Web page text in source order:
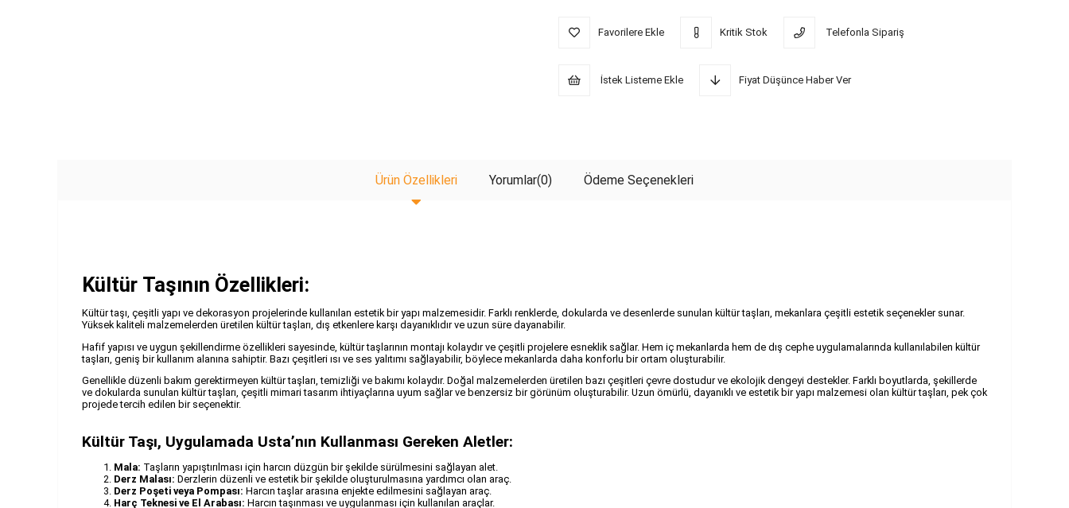
Favorilere Ekle Kritik Stok Telefonla Sipariş
İstek Listeme Ekle Fiyat Düşünce Haber Ver
Ürün Özellikleri Yorumlar(0) Ödeme Seçenekleri
Kültür Taşının Özellikleri:
Kültür taşı, çeşitli yapı ve dekorasyon projelerinde kullanılan estetik bir yapı malzemesidir. Farklı renklerde, dokularda ve desenlerde sunulan kültür taşları, mekanlara çeşitli estetik seçenekler sunar.
Yüksek kaliteli malzemelerden üretilen kültür taşları, dış etkenlere karşı dayanıklıdır ve uzun süre dayanabilir.
Hafif yapısı ve uygun şekillendirme özellikleri sayesinde, kültür taşlarının montajı kolaydır ve çeşitli projelere esneklik sağlar. Hem iç mekanlarda hem de dış cephe uygulamalarında kullanılabilen kültür
taşları, geniş bir kullanım alanına sahiptir. Bazı çeşitleri ısı ve ses yalıtımı sağlayabilir, böylece mekanlarda daha konforlu bir ortam oluşturabilir.
Genellikle düzenli bakım gerektirmeyen kültür taşları, temizliği ve bakımı kolaydır. Doğal malzemelerden üretilen bazı çeşitleri çevre dostudur ve ekolojik dengeyi destekler. Farklı boyutlarda, şekillerde
ve dokularda sunulan kültür taşları, çeşitli mimari tasarım ihtiyaçlarına uyum sağlar ve benzersiz bir görünüm oluşturabilir. Uzun ömürlü, dayanıklı ve estetik bir yapı malzemesi olan kültür taşları, pek çok
projede tercih edilen bir seçenektir.
Kültür Taşı, Uygulamada Usta’nın Kullanması Gereken Aletler:
Mala: Taşların yapıştırılması için harcın düzgün bir şekilde sürülmesini sağlayan alet.
Derz Malası: Derzlerin düzenli ve estetik bir şekilde oluşturulmasına yardımcı olan araç.
Derz Poşeti veya Pompası: Harcın taşlar arasına enjekte edilmesini sağlayan araç.
Harç Teknesi ve El Arabası: Harcın taşınması ve uygulanması için kullanılan araçlar.